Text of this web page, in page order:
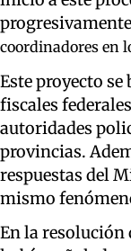
progresivamente
coordinadores en
Este proyecto
fiscales
autoridades
provincias.
respuestas del
mismo
En la resolución